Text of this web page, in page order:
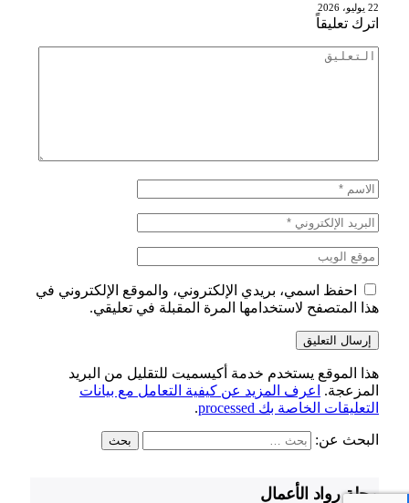
22 يوليو، 2026
اترك تعليقاً
احفظ اسمي، بريدي الإلكتروني، والموقع الإلكتروني في
هذا المتصفح لاستخدامها المرة المقبلة في تعليقي.
هذا الموقع يستخدم خدمة أكيسميت للتقليل من البريد
المزعجة.
اعرف المزيد عن كيفية التعامل مع بيانات
التعليقات الخاصة بك processed
.
البحث عن:
مجلة رواد الأعمال